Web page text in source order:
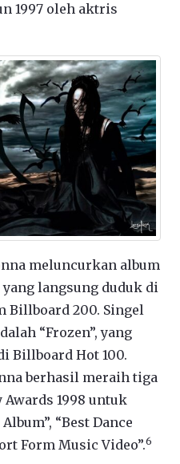
1997 oleh aktris
meluncurkan album
langsung duduk di
Billboard 200. Singel
“Frozen”, yang
Billboard Hot 100.
berhasil meraih tiga
1998 untuk
“Best Dance
Form Music Video”.6